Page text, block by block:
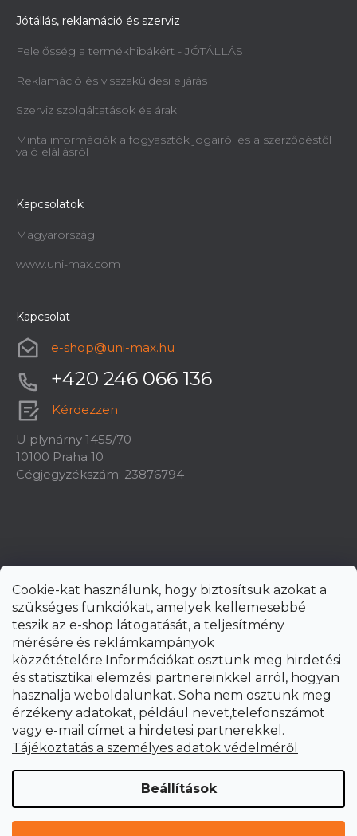
Cookie-kat használunk, hogy biztosítsuk azokat a
szükséges funkciókat, amelyek kellemesebbé
teszik az e-shop látogatását, a teljesítmény
mérésére és reklámkampányok
közzétételére.Információkat osztunk meg hirdetési
és statisztikai elemzési partnereinkkel arról, hogyan
hasznalja weboldalunkat. Soha nem osztunk meg
érzékeny adatokat, például nevet,telefonszámot
vagy e-mail címet a hirdetesi partnerekkel.
Tájékoztatás a személyes adatok védelméről
Beállítások
Jótállás, reklamáció és szerviz
Felelősség a termékhibákért - JÓTÁLLÁS
Reklamáció és visszaküldési eljárás
Szerviz szolgáltatások és árak
Minta információk a fogyasztók jogairól és a szerződéstől
való elállásról
Kapcsolatok
Magyarország
www.uni-max.com
Kapcsolat
e-shop@uni-max.hu
+420 246 066 136
Kérdezzen
U plynárny 1455/70
10100 Praha 10
Cégjegyzékszám: 23876794
Shoptet Premium készítette
beállítások szerkesztése